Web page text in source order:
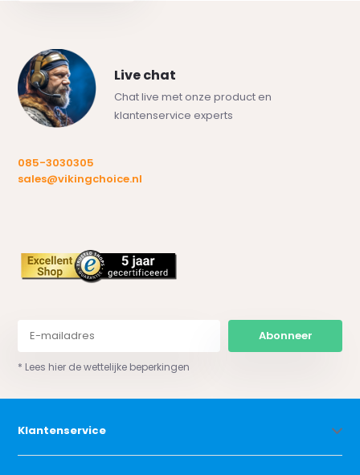
Live chat
Chat live met onze product en
klantenservice experts
085-3030305
sales@vikingchoice.nl
Abonneer
* Lees hier de wettelijke beperkingen
Klantenservice